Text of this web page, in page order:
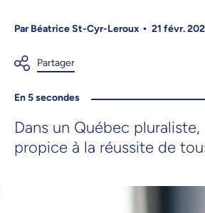
ParBéatrice St-Cyr-Leroux 21 févr.
En 5 secondes
Dans un Québec
propice à la réussite de